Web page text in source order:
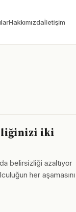
Hakkımızdaİletişim
iki
belirsizliği azaltıyor
her aşamasını